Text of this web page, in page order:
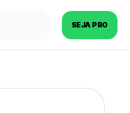
SEJA PRO